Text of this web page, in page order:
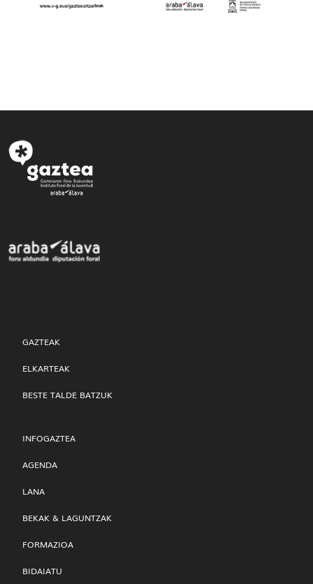
GAZTEAK
ELKARTEAK
BESTE TALDE BATZUK
INFOGAZTEA
AGENDA
LANA
BEKAK & LAGUNTZAK
FORMAZIOA
BIDAIATU